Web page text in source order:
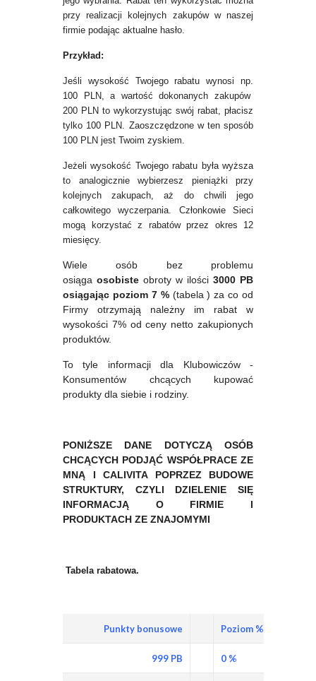
przy realizacji kolejnych zakupów w naszej
firmie podając aktualne hasło.
Przykład:
Jeśli wysokość Twojego rabatu wynosi np.
100 PLN, a wartość dokonanych zakupów
200 PLN to wykorzystując swój rabat, płacisz
tylko 100 PLN. Zaoszczędzone w ten sposób
100 PLN jest Twoim zyskiem.
Jeżeli wysokość Twojego rabatu była wyższa
to analogicznie wybierzesz pieniążki przy
kolejnych zakupach, aż do chwili jego
całkowitego wyczerpania. Członkowie Sieci
mogą korzystać z rabatów przez okres 12
miesięcy.
Wiele osób bez problemu
osiąga osobiste obroty w ilości 3000 PB
osiągając poziom 7 %(tabela ) za co od
Firmy otrzymają należny im rabat w
wysokości 7% od ceny netto zakupionych
produktów.
To tyle informacji dla Klubowiczów -
Konsumentów chcących kupować
produkty dla siebie i rodziny.
PONIŻSZE DANE DOTYCZĄ OSÓB
CHCĄCYCH PODJĄĆ WSPÓŁPRACE ZE
MNĄ I CALIVITA POPRZEZ BUDOWE
STRUKTURY, CZYLI DZIELENIE SIĘ
INFORMACJĄ O FIRMIE I
PRODUKTACH ZE ZNAJOMYMI
Tabela rabatowa.
Punkty bonusowe Poziom %
999 PB 0 %